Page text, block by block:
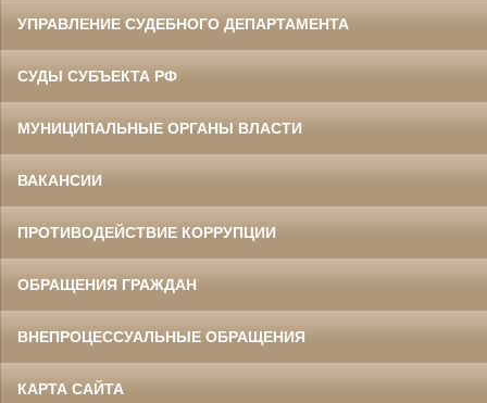
УПРАВЛЕНИЕ СУДЕБНОГО ДЕПАРТАМЕНТА
СУДЫ СУБЪЕКТА РФ
МУНИЦИПАЛЬНЫЕ ОРГАНЫ ВЛАСТИ
ВАКАНСИИ
ПРОТИВОДЕЙСТВИЕ КОРРУПЦИИ
ОБРАЩЕНИЯ ГРАЖДАН
ВНЕПРОЦЕССУАЛЬНЫЕ ОБРАЩЕНИЯ
КАРТА САЙТА